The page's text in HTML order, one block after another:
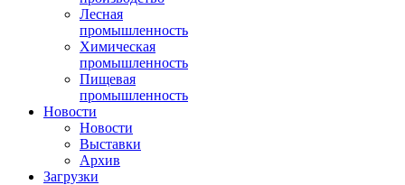
Лесная
промышленность
Химическая
промышленность
Пищевая
промышленность
Новости
Новости
Выставки
Архив
Загрузки